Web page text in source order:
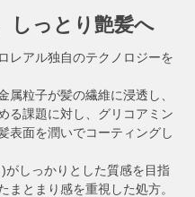
しっとり艶髪へ
レアル独自のテクノロジーを
粒子が髪の繊維に浸透し、
る課題に対し、グリコアミン
表面を潤いでコーティングし
がしっかりとした質感を目指
とまり感を重視した処方。